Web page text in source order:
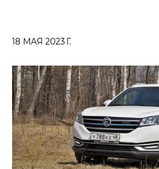
18 МАЯ 2023 Г.